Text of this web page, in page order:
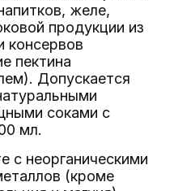
желе,
продукции из
консервов
пектина
Допускается
соками с
мл.
с неорганическими
(кроме